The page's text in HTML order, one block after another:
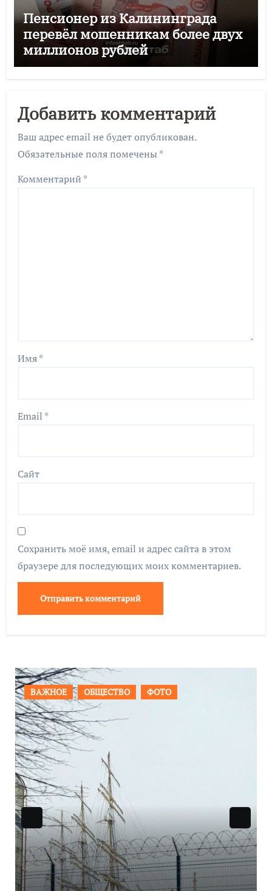
Пенсионер из Калининграда
перевёл мошенникам более двух
миллионов рублей
Добавить комментарий
Ваш адрес email не будет опубликован.
Обязательные поля помечены *
Комментарий *
Имя*
Email *
Сайт
Сохранить моё имя, email и адрес сайта в этом
браузере для последующих моих комментариев.
ПРОИСШЕСТВИЯ ФОТО